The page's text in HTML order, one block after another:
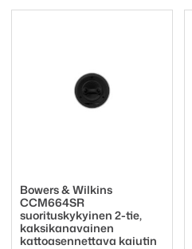
Bowers & Wilkins
CCM664SR
suorituskykyinen 2-tie,
kaksikanavainen
kattoasennettava kaiutin